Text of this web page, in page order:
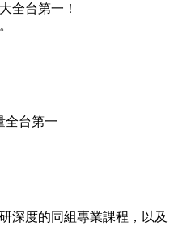
全台第一！
全台第一
深度的同組專業課程，以及